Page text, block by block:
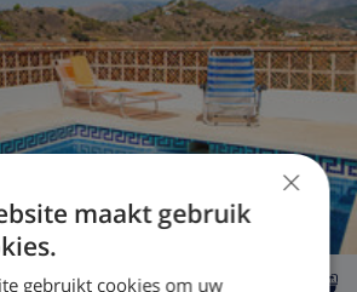
×
maakt gebruik
gebruikt cookies om uw